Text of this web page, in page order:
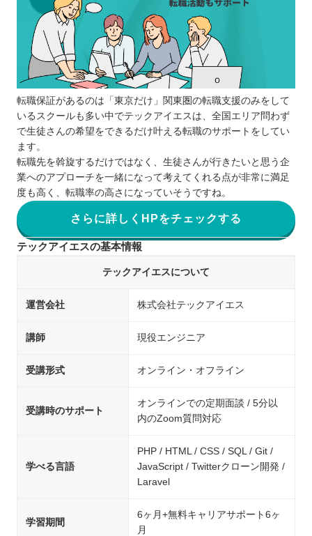
転職保証があるのは「東京だけ」関東圏の転職支援のみをして
いるスクールも多い中でテックアイエスは、全国エリア問わず
で生徒さんの希望をできるだけ叶える転職のサポートをしてい
ます。
転職先を斡旋するだけではなく、生徒さんが行きたいと思う企
業へのアプローチを一緒になって考えてくれる点が非常に満足
度も高く、転職率の高さになっていそうですね。
さらに詳しくHPをチェックする
テックアイエスの基本情報
テックアイエスについて
運営会社 株式会社テックアイエス
講師 現役エンジニア
受講形式 オンライン・オフライン
受講時のサポート
オンラインでの定期面談 / 5分以
内のZoom質問対応
学べる言語
PHP / HTML / CSS / SQL / Git /
JavaScript / Twitterクローン開発 /
Laravel
学習期間
6ヶ月+無料キャリアサポート6ヶ
月